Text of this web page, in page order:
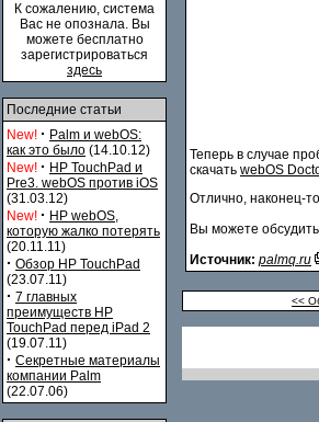
К сожалению, система
Вас не опознала. Вы
можете бесплатно
зарегистрироваться
здесь
Последние статьи
New! · Palm и webOS:
как это было (14.10.12)
New! · HP TouchPad и
Pre3. webOS против iOS
(31.03.12)
New! · HP webOS,
которую жалко потерять
(20.11.11)
· Обзор HP TouchPad
(23.07.11)
· 7 главных
преимуществ HP
TouchPad перед iPad 2
(19.07.11)
· Секретные материалы
компании Palm
(22.07.06)
Теперь в случае
скачать webOS
Отлично, наконец-
Вы можете
Источник: palmq.ru
<<